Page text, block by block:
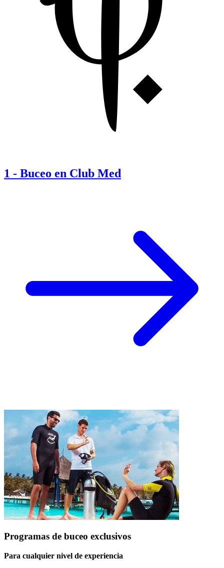
1 - Buceo en Club Med
Programas de buceo exclusivos
Para cualquier nivel de experiencia